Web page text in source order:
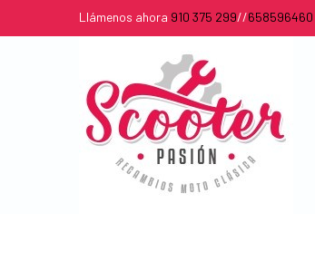
Llámenos ahora 910 375 299//658596460